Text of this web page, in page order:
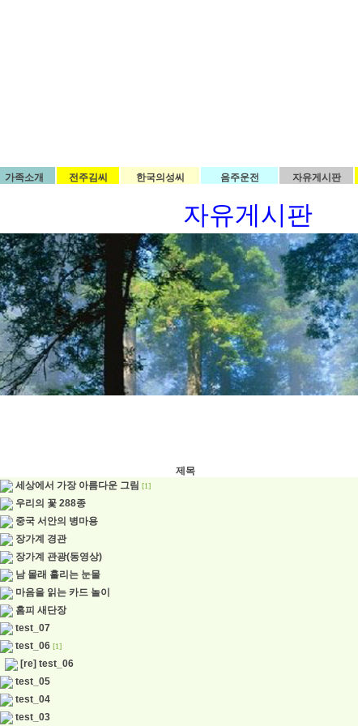
가족소개 전주김씨 한국의성씨 음주운전 자유게시판
자유게시판
제목
세상에서 가장 아름다운 그림 [1]
우리의 꽃 288종
중국 서안의 병마용
장가계 경관
장가계 관광(동영상)
남 몰래 흘리는 눈물
마음을 읽는 카드 놀이
홈피 새단장
test_07
test_06 [1]
[re] test_06
test_05
test_04
test_03